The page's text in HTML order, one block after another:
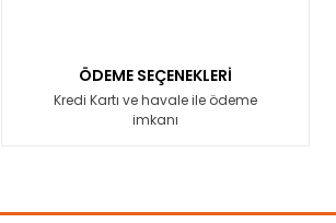
ÖDEME SEÇENEKLERİ
Kredi Kartı ve havale ile ödeme
imkanı